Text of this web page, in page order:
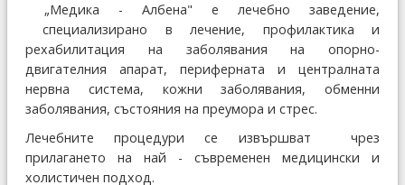
„Медика - Албена" е лечебно заведение,
специализирано в лечение, профилактика и
рехабилитация на заболявания на опорно-
двигателния апарат, периферната и централната
нервна система, кожни заболявания, обменни
заболявания, състояния на преумора и стрес.
Лечебните процедури се извършват чрез
прилагането на най - съвременен медицински и
холистичен подход.